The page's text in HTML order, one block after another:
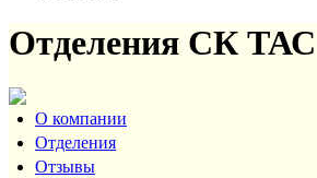
Отделения СК
О компании
Отделения
Отзывы